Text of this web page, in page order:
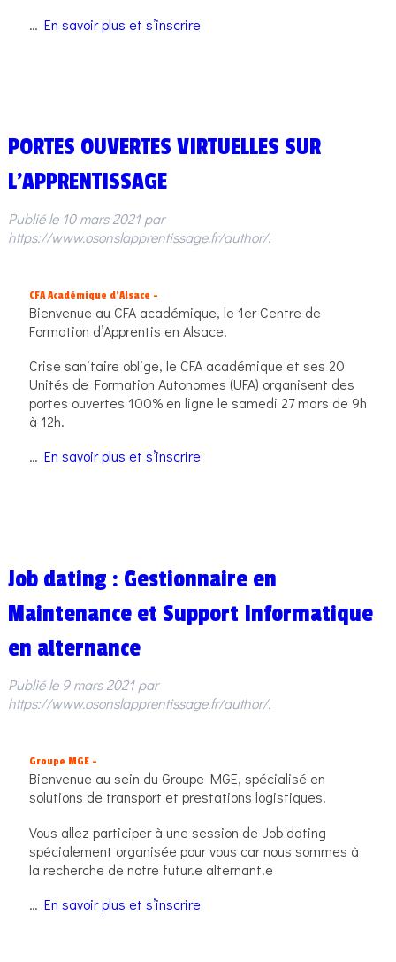
… En savoir plus et s’inscrire
PORTES OUVERTES VIRTUELLES SUR
L’APPRENTISSAGE
Publié le 10 mars 2021par
https://www.osonslapprentissage.fr/author/.
CFA Académique d’Alsace –
Bienvenue au CFA académique, le 1er Centre de
Formation d’Apprentis en Alsace.
Crise sanitaire oblige, le CFA académique et ses 20
Unités de Formation Autonomes (UFA) organisent des
portes ouvertes 100% en ligne le samedi 27 mars de 9h
à 12h.
… En savoir plus et s’inscrire
Job dating : Gestionnaire en
Maintenance et Support Informatique
en alternance
Publié le 9 mars 2021par
https://www.osonslapprentissage.fr/author/.
Groupe MGE –
Bienvenue au sein du Groupe MGE, spécialisé en
solutions de transport et prestations logistiques.
Vous allez participer à une session de Job dating
spécialement organisée pour vous car nous sommes à
la recherche de notre futur.e alternant.e
… En savoir plus et s’inscrire